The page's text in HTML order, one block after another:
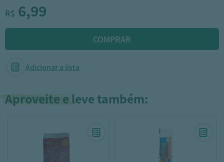
R$ 6,99
Adicionar a lista
Aproveite e leve também: